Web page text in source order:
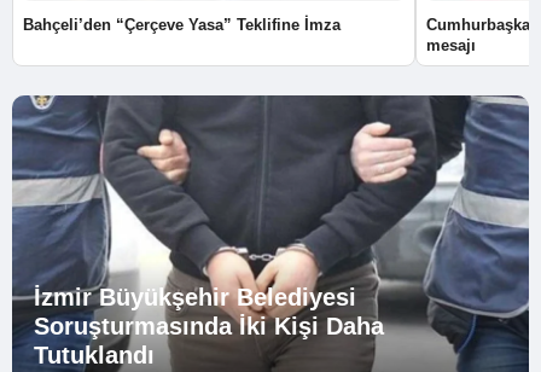
Bahçeli’den “Çerçeve Yasa” Teklifine İmza
mesajı
İzmir Büyükşehir Belediyesi
Soruşturmasında İki Kişi Daha
Tutuklandı